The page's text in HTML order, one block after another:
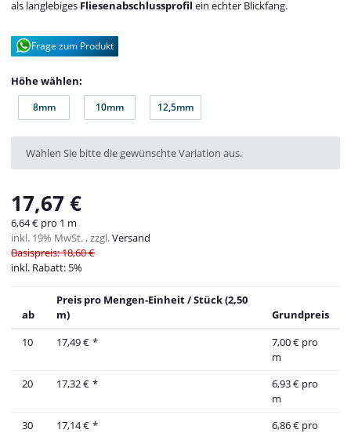
als langlebiges Fliesenabschlussprofil ein echter Blickfang.
Frage zum Produkt
Höhe wählen:
8mm
8mm 10mm
10mm 12,5mm
12,5mm
x
Wählen Sie bitte die gewünschte Variation aus.
17,67 €
6,64 € pro 1 m
inkl. 19% MwSt. , zzgl.Versand
Basispreis: 18,60 €
inkl. Rabatt: 5%
ab
Preis pro Mengen-Einheit / Stück (2,50
m)
Grundpreis
10
17,49 € *
7,00 € pro
m
20
17,32 € *
6,93 € pro
m
30
17,14 € *
6,86 € pro